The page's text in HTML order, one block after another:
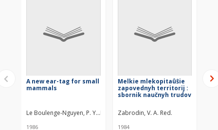
A new ear-tag for small
mammals
Le Boulenge-Nguyen, P. Y. Le Boulenge, E.
1986
Melkie mlekopitaûŝie
zapovednyh territorij :
sbornik naučnyh trudov
Zabrodin, V. A. Red.
1984
III